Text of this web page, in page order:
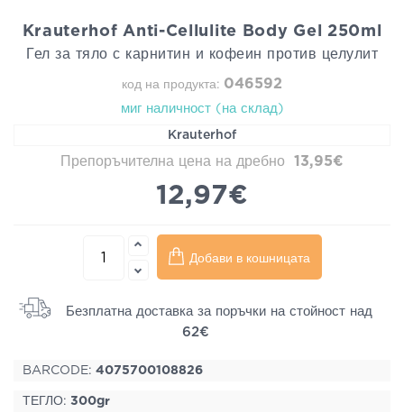
Krauterhof Anti-Cellulite Body Gel 250ml
Гел за тяло с карнитин и кофеин против целулит
код на продукта: 046592
миг наличност (на склад)
Krauterhof
Препоръчителна цена на дребно 13,95€
12,97€
Добави в кошницата
Безплатна доставка за поръчки на стойност над
62€
BARCODE: 4075700108826
ТЕГЛО: 300gr